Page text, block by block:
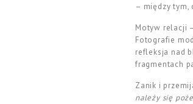
– między tym,
Motyw relacji
Fotografie
refleksja nad
fragmentach
Zanik i
należy się